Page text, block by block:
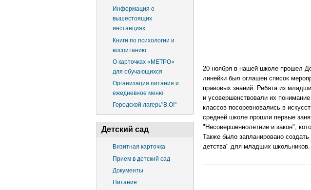
Информация о
вышестоящих
инстанциях
Книги по психологии и
воспитанию
О карточках «МЕТРО»
для обучающихся
Организация питания и
ежедневное меню
Городской лагерь"В.О!"
Детский сад
Визитная карточка
Прием в детский сад
Документы
Питание
20 ноября в нашей школе прошел
линейки был оглашен список
правовых знаний. Ребята из
и усовершенствовали их
классов посоревновались в
средней школе прошли первые
"Несовершеннолетние и закон",
Также было запланировано
детства" для младших школьников.